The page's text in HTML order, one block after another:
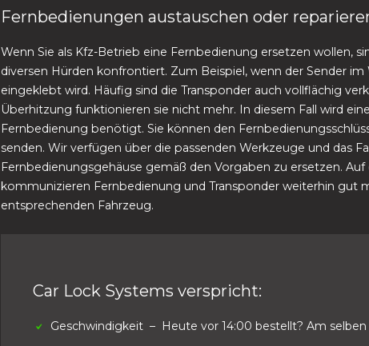
Fernbedienungen austauschen oder
Wenn Sie als Kfz-Betrieb eine Fernbedienung ersetzen wollen,
diversen Hürden konfrontiert. Zum Beispiel, wenn der Sender im
eingeklebt wird. Häufig sind die Transponder auch vollflächig
Überhitzung funktionieren sie nicht mehr. In diesem Fall wird
Fernbedienung benötigt. Sie können den
senden. Wir verfügen über die passenden Werkzeuge und das
Fernbedienungsgehäuse gemäß den Vorgaben zu ersetzen. Auf
kommunizieren Fernbedienung und Transponder weiterhin gut
entsprechenden Fahrzeug.
Car Lock Systems verspricht:
Geschwindigkeit – Heute vor 14:00 bestellt? Am